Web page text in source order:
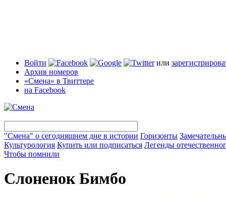
Войти или
Архив номеров
«Смена» в Твиттере
на Facebook
"Смена" о сегодняшнем дне в истории Горизонты
Культурология Купить или подписаться Легенды
Чтобы помнили
Слоненок Бимбо